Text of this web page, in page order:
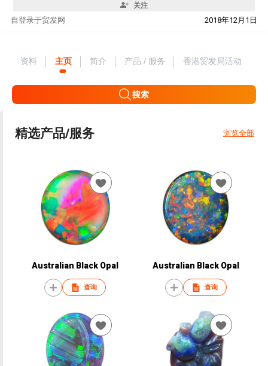
关注
自 2018年12月1日
登录于贸发网
资料 主页 简介 产品 / 服务 香港贸发局活动
搜索
精选产品/服务 浏览全部
Australian Black Opal
查询
Australian Black Opal
查询